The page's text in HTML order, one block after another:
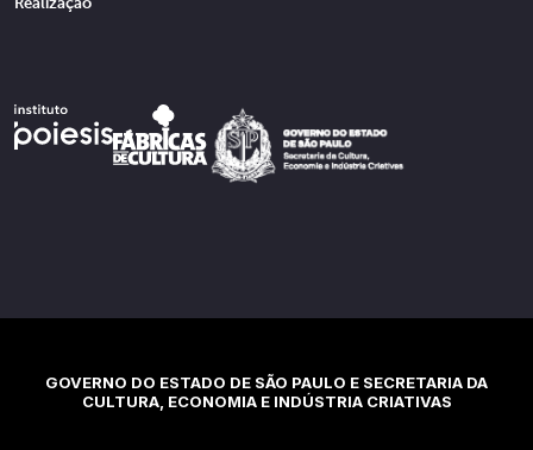
Realização
GOVERNO DO ESTADO DE SÃO PAULO E SECRETARIA DA
CULTURA, ECONOMIA E INDÚSTRIA CRIATIVAS